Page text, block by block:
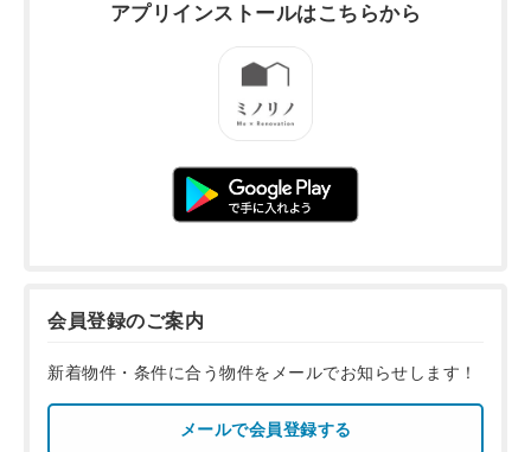
アプリインストールはこちらから
会員登録のご案内
新着物件・条件に合う物件をメールでお知らせします！
メールで会員登録する